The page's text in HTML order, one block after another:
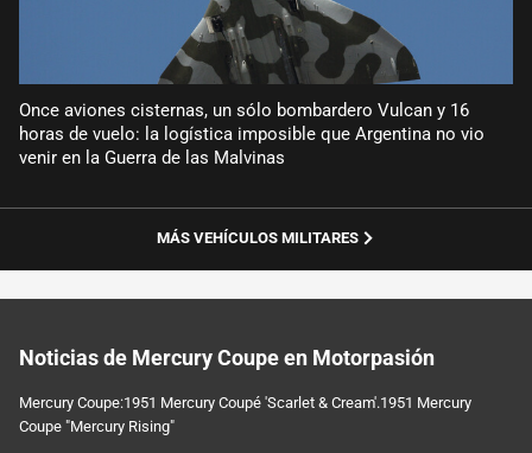
Once aviones cisternas, un sólo bombardero Vulcan y 16
horas de vuelo: la logística imposible que Argentina no vio
venir en la Guerra de las Malvinas
MÁS VEHÍCULOS MILITARES
Noticias de Mercury Coupe en Motorpasión
Mercury Coupe:1951 Mercury Coupé 'Scarlet & Cream'.1951 Mercury
Coupe "Mercury Rising"